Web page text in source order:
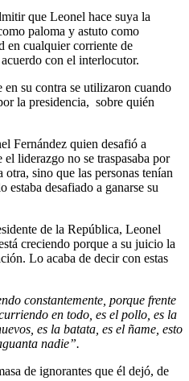
que Leonel hace suya la
paloma y astuto como
en cualquier corriente de
con el interlocutor.
su contra se utilizaron cuando
la presidencia, sobre quién
Fernández quien desafió a
liderazgo no se traspasaba por
sino que las personas tenían
estaba desafiado a ganarse su
de la República, Leonel
creciendo porque a su juicio la
Lo acaba de decir con estas
constantemente, porque frente
en todo, es el pollo, es la
es la batata, es el ñame, esto
nadie”.
de ignorantes que él dejó, de